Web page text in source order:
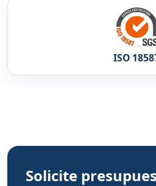
ISO
Solicite